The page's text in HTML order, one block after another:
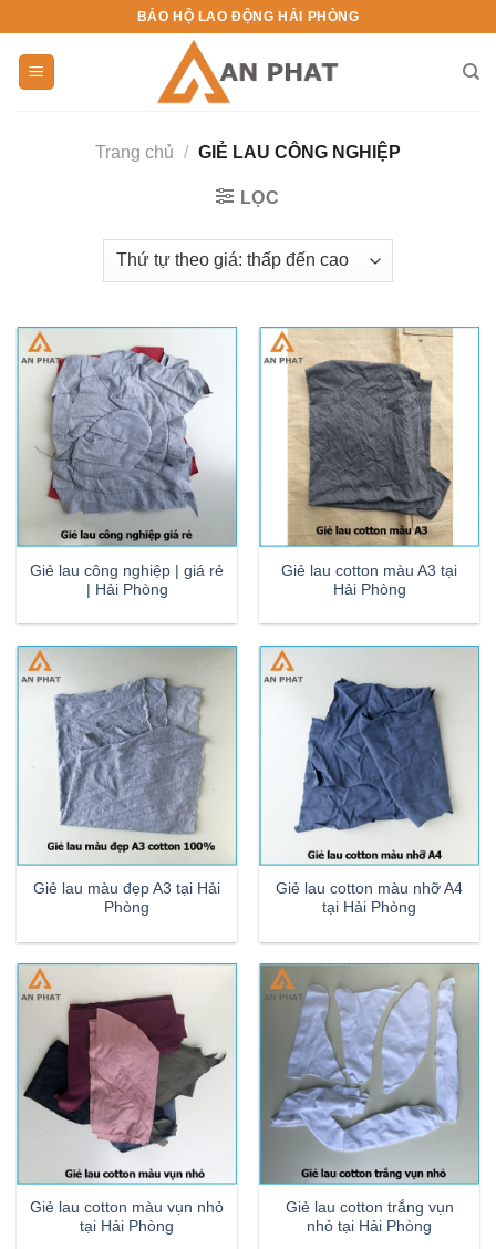
content
BẢO HỘ LAO ĐỘNG HẢI PHÒNG
Trang chủ / GIẺ LAU CÔNG NGHIỆP
LỌC
Giẻ lau công nghiệp | giá rẻ
| Hải Phòng
Giẻ lau cotton màu A3 tại
Hải Phòng
Giẻ lau màu đẹp A3 tại Hải
Phòng
Giẻ lau cotton màu nhỡ A4
tại Hải Phòng
Giẻ lau cotton màu vụn nhỏ
tại Hải Phòng
Giẻ lau cotton trắng vụn
nhỏ tại Hải Phòng